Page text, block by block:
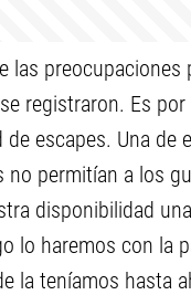
las
registraron. Es
escapes. Una de
permitían a los
disponibilidad
lo haremos con la
la teníamos hasta